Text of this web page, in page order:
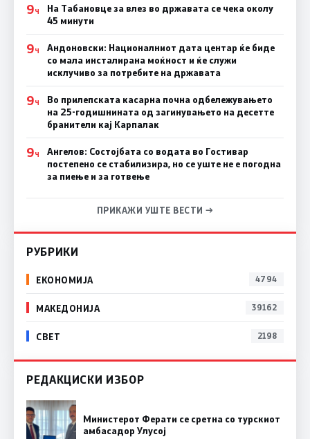
9Ч
На Табановце за влез во државата се чека околу
45 минути
9Ч
Андоновски: Националниот дата центар ќе биде
со мала инсталирана моќност и ќе служи
исклучиво за потребите на државата
9Ч
Во прилепската касарна почна одбележувањето
на 25-годишнината од загинувањето на десетте
бранители кај Карпалак
9Ч
Ангелов: Состојбата со водата во Гостивар
постепено се стабилизира, но се уште не е погодна
за пиење и за готвење
ПРИКАЖИ УШТЕ ВЕСТИ →
РУБРИКИ
ЕКОНОМИЈА 4794
МАКЕДОНИЈА 39162
СВЕТ 2198
РЕДАКЦИСКИ ИЗБОР
Министерот Ферати се сретна со турскиот
амбасадор Улусој